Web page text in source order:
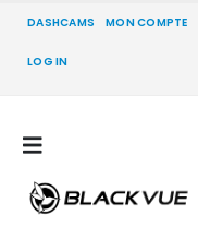
DASHCAMS MON COMPTE
LOG IN